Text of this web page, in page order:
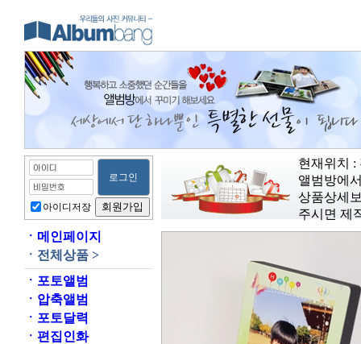
아이디저장
ㆍ 메인페이지
ㆍ 전체상품 >
ㆍ 포토앨범
ㆍ 압축앨범
ㆍ 포토달력
ㆍ 편집인화
현재위치 :
앨범방에
상품상세
주시면 제